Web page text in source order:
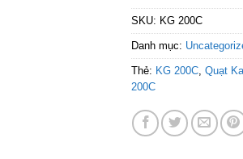
SKU: KG 200C
Danh mục:
Thẻ: KG 200C, Quạt
200C